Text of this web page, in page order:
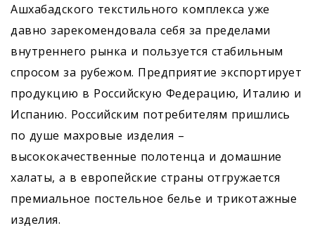
Ашхабадского текстильного комплекса уже
давно зарекомендовала себя за пределами
внутреннего рынка и пользуется стабильным
спросом за рубежом. Предприятие экспортирует
продукцию в Российскую Федерацию, Италию и
Испанию. Российским потребителям пришлись
по душе махровые изделия –
высококачественные полотенца и домашние
халаты, а в европейские страны отгружается
премиальное постельное белье и трикотажные
изделия.